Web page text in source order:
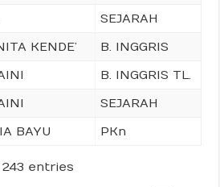
SEJARAH
KENDE’
B. INGGRIS
B. INGGRIS TL.
SEJARAH
BAYU PKn
243 entries